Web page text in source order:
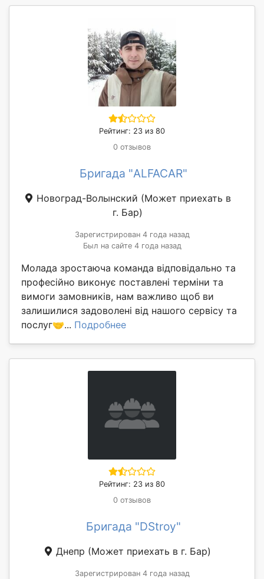
Рейтинг: 23 из 80
0 отзывов
Бригада "ALFACAR"
Новоград-Волынский (Может приехать в
г. Бар)
Зарегистрирован 4 года назад
Был на сайте 4 года назад
Молада зростаюча команда відповідально та
професійно виконує поставлені терміни та
вимоги замовників, нам важливо щоб ви
залишилися задоволені від нашого сервісу та
послуг🤝... Подробнее
Рейтинг: 23 из 80
0 отзывов
Бригада "DStroy"
Днепр (Может приехать в г. Бар)
Зарегистрирован 4 года назад